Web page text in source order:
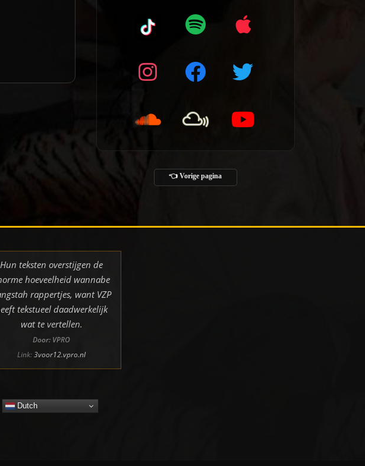
👈 Vorige pagina
Hun teksten overstijgen de
hoeveelheid wannabe
rappertjes, want VZP
tekstueel daadwerkelijk
wat te vertellen.
Door: VPRO
Link:3voor12.vpro.nl
Dutch